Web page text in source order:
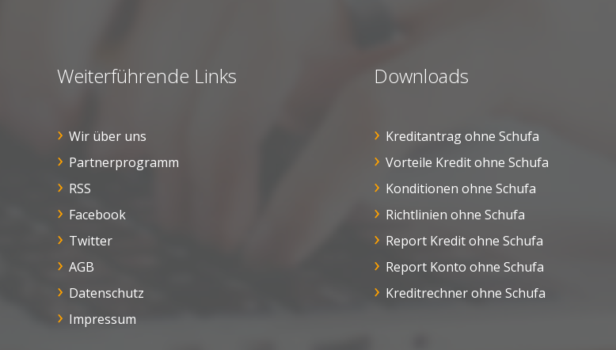
Weiterführende Links
Wir über uns
Partnerprogramm
RSS
Facebook
Twitter
AGB
Datenschutz
Impressum
Downloads
Kreditantrag ohne Schufa
Vorteile Kredit ohne Schufa
Konditionen ohne Schufa
Richtlinien ohne Schufa
Report Kredit ohne Schufa
Report Konto ohne Schufa
Kreditrechner ohne Schufa